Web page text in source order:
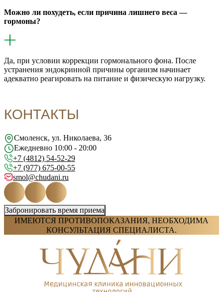
Можно ли похудеть, если причина лишнего веса —
гормоны?
Да, при условии коррекции гормонального фона. После
устранения эндокринной причины организм начинает
адекватно реагировать на питание и физическую нагрузку.
КОНТАКТЫ
Смоленск, ул. Николаева, 36
Ежедневно 10:00 - 20:00
+7 (4812) 54-52-29
+7 (977) 675-00-55
smol@chudani.ru
Забронировать время приема
ИМЕЮТСЯ ПРОТИВОПОКАЗАНИЯ, НЕОБХОДИМА
КОНСУЛЬТАЦИЯ СПЕЦИАЛИСТА.